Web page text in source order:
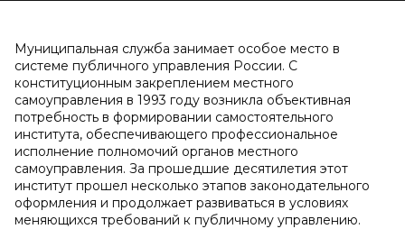
Муниципальная служба занимает особое место в
системе публичного управления России. С
конституционным закреплением местного
самоуправления в 1993 году возникла объективная
потребность в формировании самостоятельного
института, обеспечивающего профессиональное
исполнение полномочий органов местного
самоуправления. За прошедшие десятилетия этот
институт прошел несколько этапов законодательного
оформления и продолжает развиваться в условиях
меняющихся требований к публичному управлению.